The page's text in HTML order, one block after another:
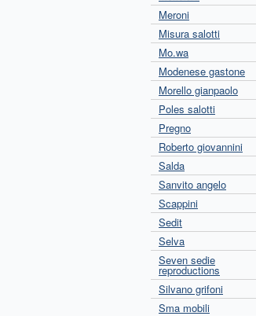
Meroni
Misura salotti
Mo.wa
Modenese gastone
Morello gianpaolo
Poles salotti
Pregno
Roberto giovannini
Salda
Sanvito angelo
Scappini
Sedit
Selva
Seven sedie
reproductions
Silvano grifoni
Sma mobili